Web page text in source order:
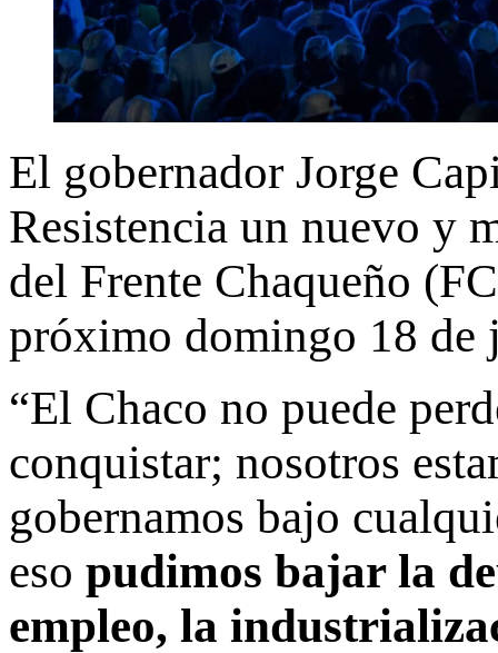
El gobernador Jorge
Resistencia un nuevo y
del Frente Chaqueño
próximo domingo 18 de
“El Chaco no puede
conquistar; nosotros
gobernamos bajo
eso pudimos bajar la
empleo, la